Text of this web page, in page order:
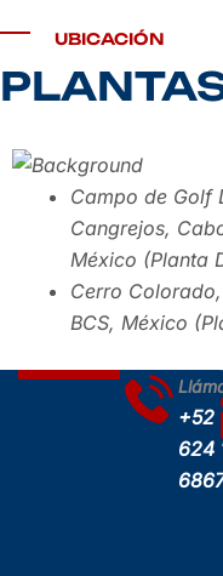
UBICACIÓN
Campo de Golf
Cangrejos,
México (Planta
Cerro
BCS, México
+52
624